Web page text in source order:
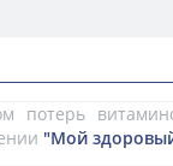
потерь
"Мой